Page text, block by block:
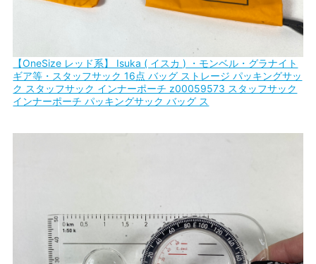
【OneSize レッド系】 Isuka ( イスカ ) ・モンベル・グラナイト
ギア等・スタッフサック 16点 バッグ ストレージ パッキングサッ
ク スタッフサック インナーポーチ z00059573 スタッフサック
インナーポーチ パッキングサック バッグ ス